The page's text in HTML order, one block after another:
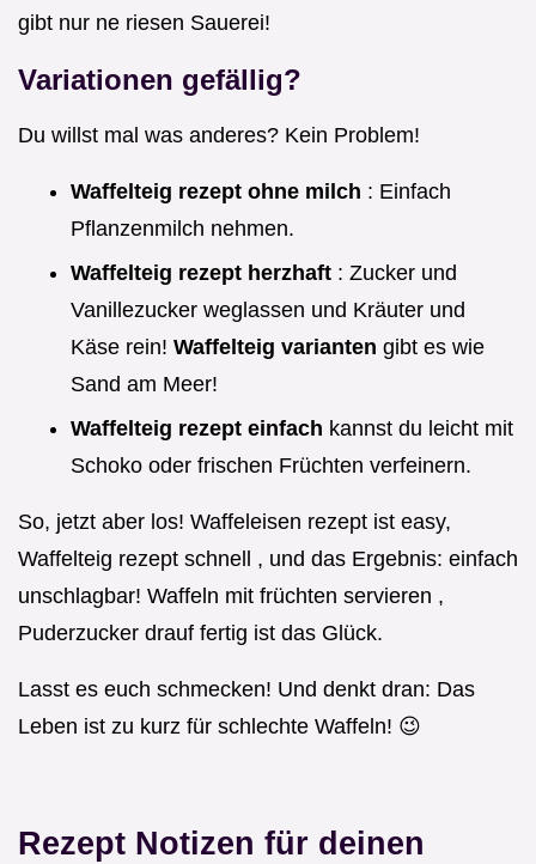
gibt nur ne riesen Sauerei!
Variationen gefällig?
Du willst mal was anderes? Kein Problem!
Waffelteig rezept ohne milch : Einfach
Pflanzenmilch nehmen.
Waffelteig rezept herzhaft : Zucker und
Vanillezucker weglassen und Kräuter und
Käse rein! Waffelteig varianten gibt es wie
Sand am Meer!
Waffelteig rezept einfach kannst du leicht mit
Schoko oder frischen Früchten verfeinern.
So, jetzt aber los! Waffeleisen rezept ist easy,
Waffelteig rezept schnell , und das Ergebnis: einfach
unschlagbar! Waffeln mit früchten servieren ,
Puderzucker drauf fertig ist das Glück.
Lasst es euch schmecken! Und denkt dran: Das
Leben ist zu kurz für schlechte Waffeln! 😉
Rezept Notizen für deinen